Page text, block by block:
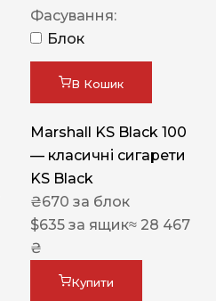
Фасування:
Блок
В Кошик
Marshall KS Black 100
— класичні сигарети
KS Black
₴670 за блок
$635 за ящик≈ 28 467
₴
Купити